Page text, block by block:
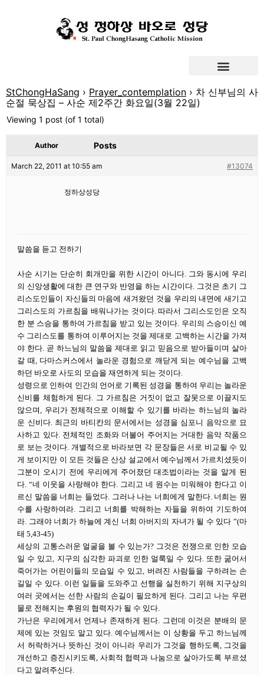
StChongHaSang › Prayer_contemplation › 차 신부님의 사
순절 묵상집 – 사순 제2주간 화요일(3월 22일)
Viewing 1 post (of 1 total)
Author Posts
March 22, 2011 at 10:55 am #13074
정하상성당
말씀을 듣고 전하기
사순 시기는 단순히 회개만을 위한 시간이 아니다. 그와 동시에 우리
의 신앙생활에 대한 큰 연구와 반영을 하는 시간이다. 그것은 초기 그
리스도인들이 자신들의 마음에 새겨왔던 것을 우리의 내면에 새기고
그리스도의 가르침을 배워나가는 것이다. 따라서 그리스도인은 오직
한 분 스승을 통하여 가르침을 받고 있는 것이다. 우리의 스승이신 예
수 그리스도를 통하여 이루어지는 것을 제대로 고백하는 시간을 가져
야 한다. 곧 하느님의 말씀을 제대로 읽고 믿음으로 받아들이며 살아
갈 때, 다마스커스에서 놀라운 경험으로 깨닫게 되는 예수님을 고백
하던 바오로 사도의 모습을 재연하게 되는 것이다.
성령으로 인하여 인간의 언어로 기록된 성경을 통하여 우리는 놀라운
신비를 체험하게 된다. 그 가르침은 거짓이 없고 잘못으로 이끌지도
않으며, 우리가 전체적으로 이해할 수 있기를 바라는 하느님의 놀라
운 신비다. 최근의 바티칸의 문서에서는 성경을 심포니 음악으로 묘
사하고 있다. 전체적인 조화와 더불어 주어지는 거대한 음악 작품으
로 보는 것이다. 개별적으로 바라보면 각 문장들은 서로 비교될 수 있
게 보이지만 이 모든 것들은 산상 설교에서 예수님께서 가르치셨듯이
그분이 오시기 전에 우리에게 주어졌던 대조법이라는 것을 알게 된
다. “네 이웃을 사랑해야 한다. 그리고 네 원수는 미워해야 한다고 이
르신 말씀을 너희는 들었다. 그러나 나는 너희에게 말한다. 너희는 원
수를 사랑하여라. 그리고 너희를 박해하는 자들을 위하여 기도하여
라. 그래야 너희가 하늘에 계신 너희 아버지의 자녀가 될 수 있다 ”(마
태 5,43-45)
세상의 고통스러운 얼굴을 볼 수 있는가? 그것은 전쟁으로 인한 모습
일 수 있고, 지구의 심각한 파괴로 인한 얼룩일 수 있다. 또한 굶어서
죽어가는 어린이들의 모습일 수 있고, 버려진 사람들을 구하려는 손
길일 수 있다. 이런 일들을 도와주고 선행을 실천하기 위해 지구상의
여러 곳에서는 선한 사람의 손길이 필요하게 된다. 그리고 나는 우편
물로 전해지는 후원의 협력자가 될 수 있다.
가난은 우리에게서 언제나 존재하게 된다. 그런데 이것은 분배의 문
제에 있는 것임도 알고 있다. 예수님께서는 이 상황을 두고 하느님께
서 허락하거나 뜻하신 것이 아니라 우리가 그것을 행하도록, 그것을
개선하고 증진시키도록, 사회적 협력과 나눔으로 살아가도록 부르셨
다고 알려주신다.